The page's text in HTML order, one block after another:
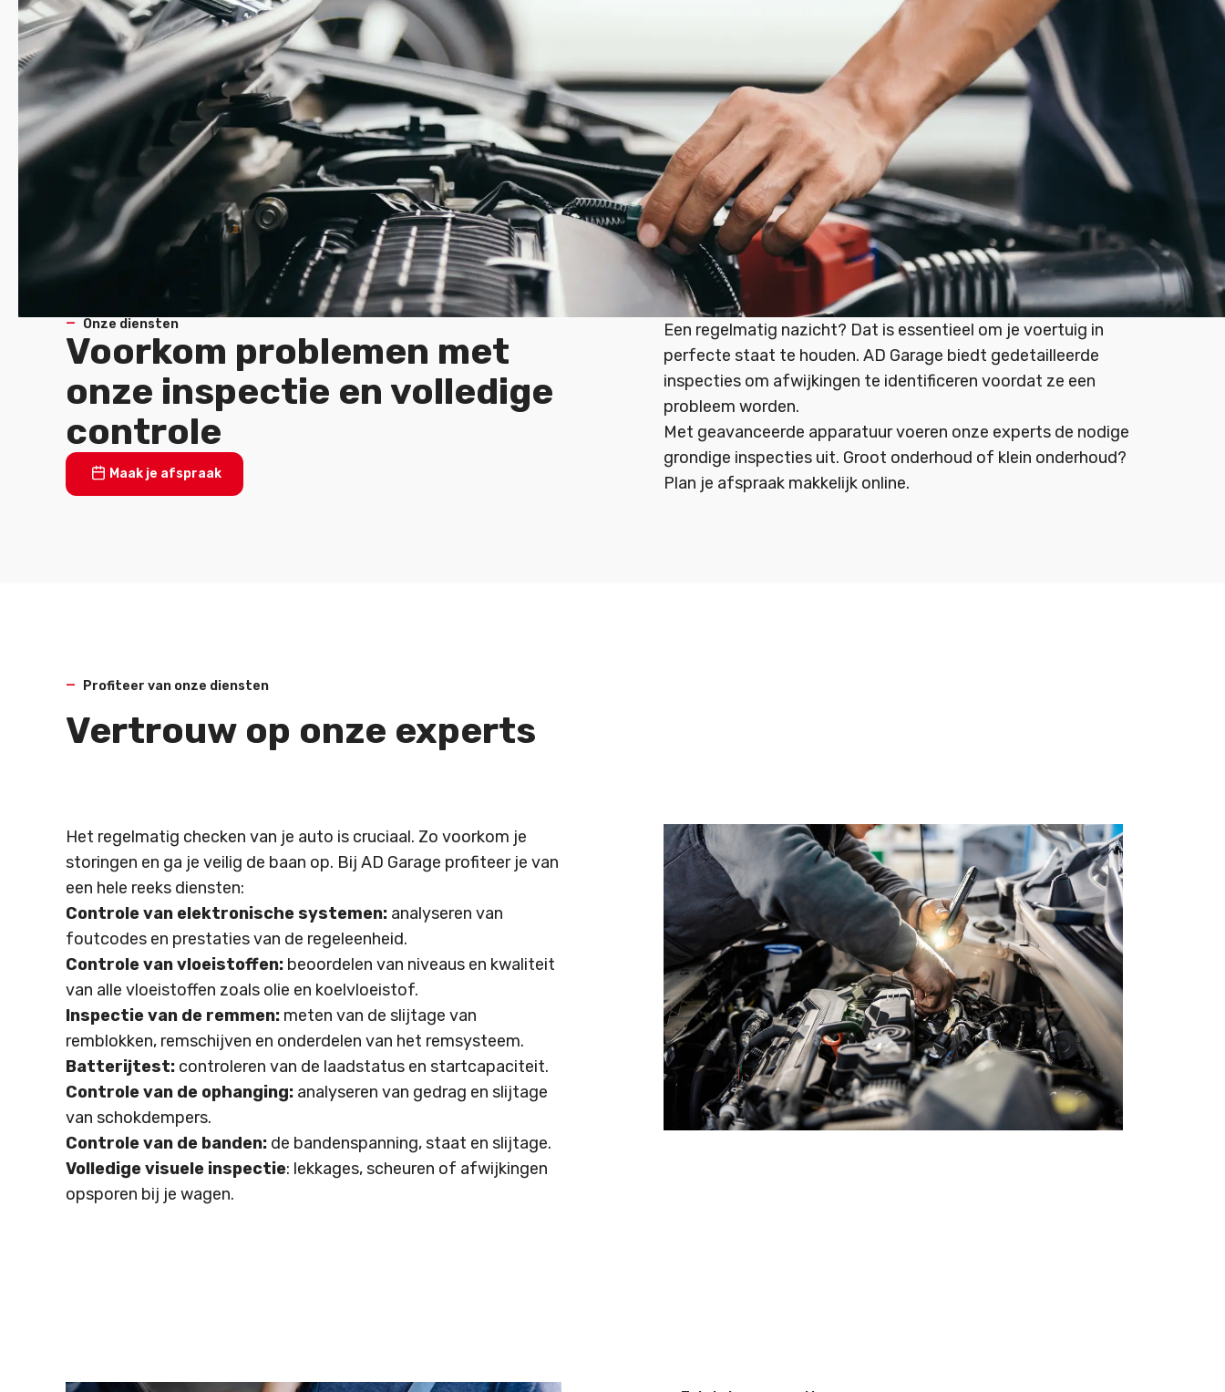
Onze diensten
Voorkom problemen met
onze inspectie en volledige
controle
Maak je afspraak
Een regelmatig nazicht? Dat is essentieel om je voertuig in
perfecte staat te houden. AD Garage biedt gedetailleerde
inspecties om afwijkingen te identificeren voordat ze een
probleem worden.
Met geavanceerde apparatuur voeren onze experts de nodige
grondige inspecties uit. Groot onderhoud of klein onderhoud?
Plan je afspraak makkelijk online.
Profiteer van onze diensten
Vertrouw op onze experts
Het regelmatig checken van je auto is cruciaal. Zo voorkom je
storingen en ga je veilig de baan op. Bij AD Garage profiteer je van
een hele reeks diensten:
Controle van elektronische systemen: analyseren van
foutcodes en prestaties van de regeleenheid.
Controle van vloeistoffen: beoordelen van niveaus en kwaliteit
van alle vloeistoffen zoals olie en koelvloeistof.
Inspectie van de remmen: meten van de slijtage van
remblokken, remschijven en onderdelen van het remsysteem.
Batterijtest: controleren van de laadstatus en startcapaciteit.
Controle van de ophanging: analyseren van gedrag en slijtage
van schokdempers.
Controle van de banden: de bandenspanning, staat en slijtage.
Volledige visuele inspectie: lekkages, scheuren of afwijkingen
opsporen bij je wagen.